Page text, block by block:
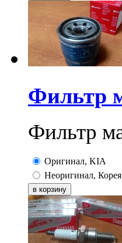
Фильтр
Фильтр
Оригинал, KIA
Неоригинал, Корея